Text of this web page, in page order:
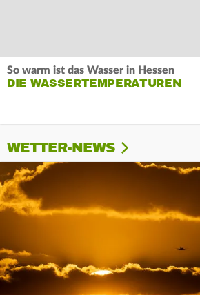
So warm ist das Wasser in Hessen
DIE WASSERTEMPERATUREN
WETTER-NEWS